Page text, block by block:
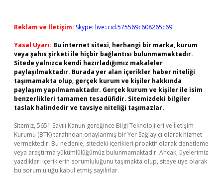
Reklam ve İletişim: Skype: live:.cid.575569c608265c69
Yasal Uyarı: Bu internet sitesi, herhangi bir marka, kurum
veya şahıs şirketi ile hiçbir bağlantısı bulunmamaktadır.
Sitede yalnızca kendi hazırladığımız makaleler
paylaşılmaktadır. Burada yer alan içerikler haber niteliği
taşımamakta olup, gerçek kurum ve kişiler hakkında
paylaşım yapılmamaktadır. Gerçek kurum ve kişiler ile isim
benzerlikleri tamamen tesadüfidir. Sitemizdeki bilgiler
taslak halindedir ve tavsiye niteliği taşımazlar.
Sitemiz, 5651 Sayılı Kanun gereğince Bilgi Teknolojileri ve İletişim
Kurumu (BTK) tarafından onaylanmış bir Yer Sağlayıcı olarak hizmet
vermektedir. Bu nedenle, sitedeki içerikleri proaktif olarak denetleme
veya araştırma yükümlülüğümüz bulunmamaktadır. Ancak, üyelerimiz
yazdıkları içeriklerin sorumluluğunu taşımakta olup, siteye üye olarak
bu sorumluluğu kabul etmiş sayılırlar.